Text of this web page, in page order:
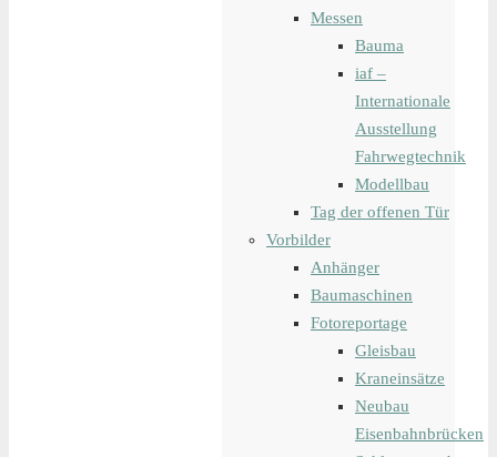
Messen
Bauma
iaf –
Internationale
Ausstellung
Fahrwegtechnik
Modellbau
Tag der offenen Tür
Vorbilder
Anhänger
Baumaschinen
Fotoreportage
Gleisbau
Kraneinsätze
Neubau
Eisenbahnbrücken